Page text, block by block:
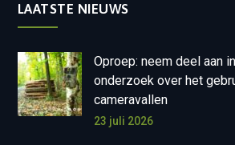
LAATSTE NIEUWS
Oproep: neem deel aan
onderzoek over het
cameravallen
23 juli 2026